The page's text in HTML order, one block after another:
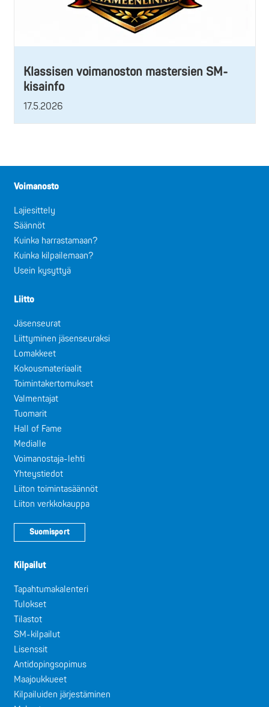
Klassisen voimanoston mastersien SM-
kisainfo
17.5.2026
Voimanosto
Lajiesittely
Säännöt
Kuinka harrastamaan?
Kuinka kilpailemaan?
Usein kysyttyä
Liitto
Jäsenseurat
Liittyminen jäsenseuraksi
Lomakkeet
Kokousmateriaalit
Toimintakertomukset
Valmentajat
Tuomarit
Hall of Fame
Medialle
Voimanostaja-lehti
Yhteystiedot
Liiton toimintasäännöt
Liiton verkkokauppa
Suomisport
Kilpailut
Tapahtumakalenteri
Tulokset
Tilastot
SM-kilpailut
Lisenssit
Antidopingsopimus
Maajoukkueet
Kilpailuiden järjestäminen